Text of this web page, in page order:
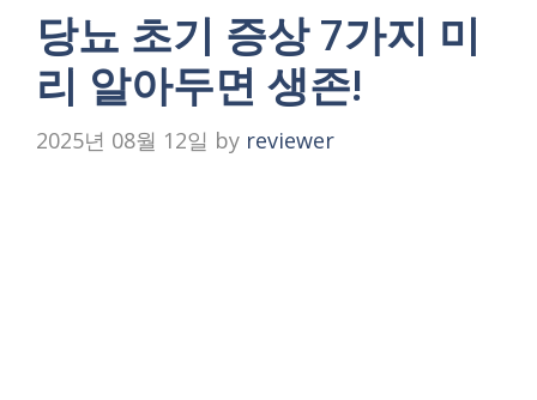
당뇨 초기 증상 7가지 미
리 알아두면 생존!
2025년 08월 12일 by reviewer